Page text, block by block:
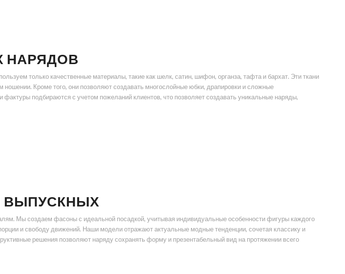
НАРЯДОВ
только качественные материалы, такие как шелк, сатин, шифон, органза, тафта и бархат. Эти ткани
Кроме того, они позволяют создавать многослойные юбки, драпировки и сложные
подбираются с учетом пожеланий клиентов, что позволяет создавать уникальные наряды,
ВЫПУСКНЫХ
Мы создаем фасоны с идеальной посадкой, учитывая индивидуальные особенности фигуры каждого
и свободу движений. Наши модели отражают актуальные модные тенденции, сочетая классику и
решения позволяют наряду сохранять форму и презентабельный вид на протяжении всего